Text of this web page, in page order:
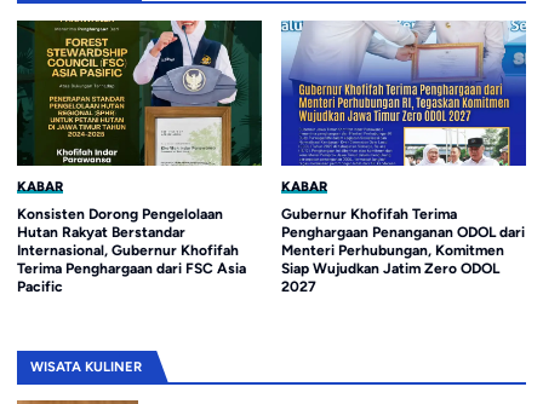
KABAR
Gubernur Khofifah Terima
Penghargaan Penanganan ODOL dari
Menteri Perhubungan, Komitmen
Siap Wujudkan Jatim Zero ODOL
2027
KABAR
College Internasional Jakarta Jadi
Pilihan Baru Orang Tua untuk
Pendidikan Berstandar Dunia
WISATA KULINER